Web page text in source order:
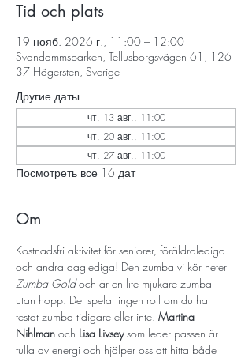
Tid och plats
19 нояб. 2026 г., 11:00 – 12:00
Svandammsparken, Tellusborgsvägen 61, 126
37 Hägersten, Sverige
Другие даты
чт, 13 авг., 11:00
чт, 20 авг., 11:00
чт, 27 авг., 11:00
Посмотреть все 16 дат
Om
Kostnadsfri aktivitet för seniorer, föräldralediga
och andra daglediga! Den zumba vi kör heter
Zumba Gold och är en lite mjukare zumba
utan hopp. Det spelar ingen roll om du har
testat zumba tidigare eller inte. Martina
Nihlman och Lisa Livsey som leder passen är
fulla av energi och hjälper oss att hitta både